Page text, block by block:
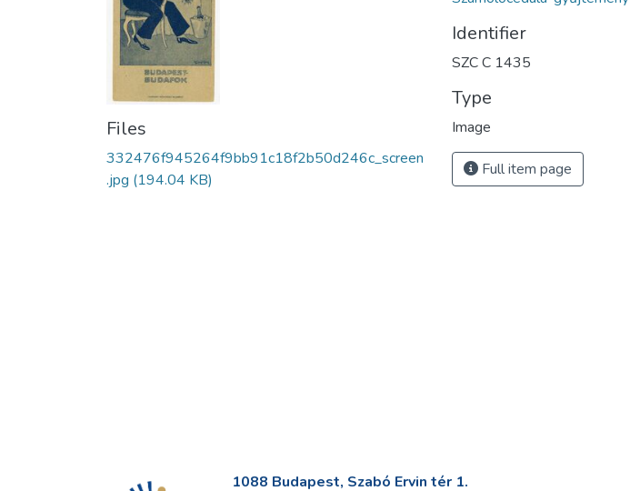
Files
332476f945264f9bb91c18f2b50d246c_screen
.jpg (194.04 KB)
Identifier
SZC C 1435
Type
Image
Full item page
1088 Budapest, Szabó Ervin tér 1.